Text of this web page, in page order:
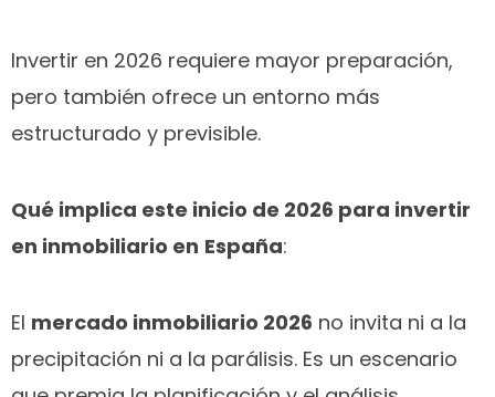
Invertir en 2026 requiere mayor preparación,
pero también ofrece un entorno más
estructurado y previsible.
Qué implica este inicio de 2026 para invertir
en inmobiliario en España:
El mercado inmobiliario 2026 no invita ni a la
precipitación ni a la parálisis. Es un escenario